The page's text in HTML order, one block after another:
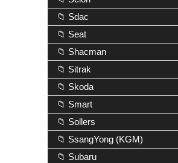
📁 Sdac
📁 Seat
📁 Shacman
📁 Sitrak
📁 Skoda
📁 Smart
📁 Sollers
📁 SsangYong (KGM)
📁 Subaru